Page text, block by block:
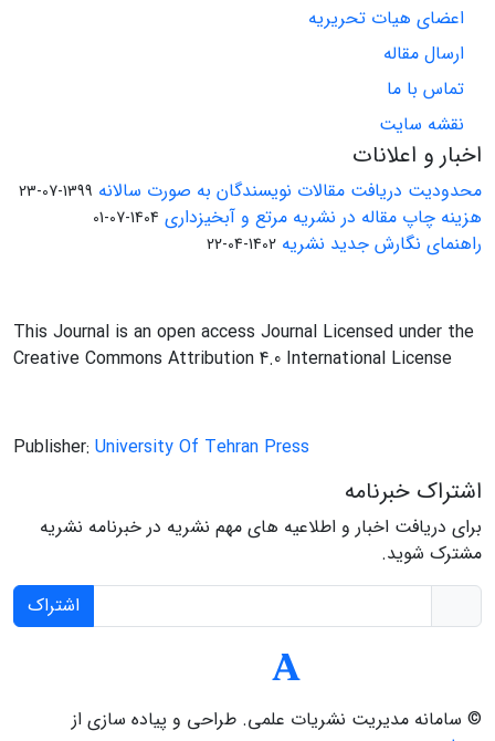
اعضای هیات تحریریه
ارسال مقاله
تماس با ما
نقشه سایت
اخبار و اعلانات
محدودیت دریافت مقالات نویسندگان به صورت سالانه 1399-07-23
هزینه چاپ مقاله در نشریه مرتع و آبخیزداری 1404-07-01
راهنمای نگارش جدید نشریه 1402-04-22
This Journal is an open access Journal Licensed under the
Creative Commons Attribution 4.0 International License
Publisher: University Of Tehran Press
اشتراک خبرنامه
برای دریافت اخبار و اطلاعیه های مهم نشریه در خبرنامه نشریه
مشترک شوید.
اشتراک
© سامانه مدیریت نشریات علمی. طراحی و پیاده سازی از